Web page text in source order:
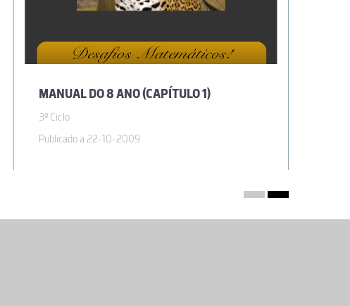
MANUAL DO 8 ANO (CAPÍTULO 1)
3º Ciclo
Publicado a 22-10-2009